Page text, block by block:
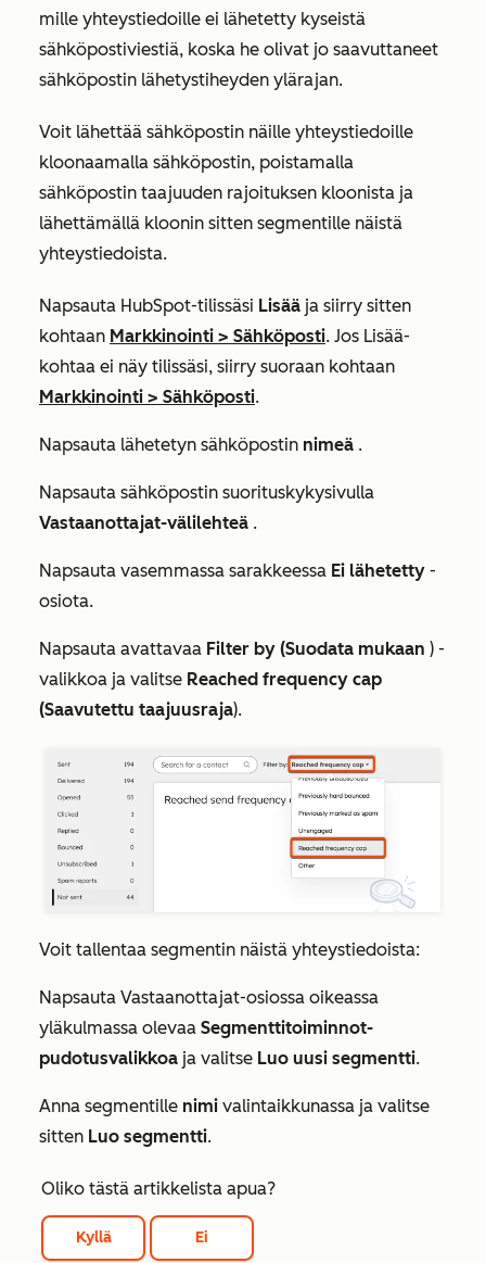
mille yhteystiedoille ei lähetetty kyseistä
sähköpostiviestiä, koska he olivat jo saavuttaneet
sähköpostin lähetystiheyden ylärajan.
Voit lähettää sähköpostin näille yhteystiedoille
kloonaamalla sähköpostin, poistamalla
sähköpostin taajuuden rajoituksen kloonista ja
lähettämällä kloonin sitten segmentille näistä
yhteystiedoista.
Napsauta HubSpot-tilissäsi Lisää ja siirry sitten
kohtaan Markkinointi > Sähköposti. Jos Lisää-
kohtaa ei näy tilissäsi, siirry suoraan kohtaan
Markkinointi > Sähköposti.
Napsauta lähetetyn sähköpostin nimeä .
Napsauta sähköpostin suorituskykysivulla
Vastaanottajat-välilehteä .
Napsauta vasemmassa sarakkeessa Ei lähetetty -
osiota.
Napsauta avattavaa Filter by (Suodata mukaan ) -
valikkoa ja valitse Reached frequency cap
(Saavutettu taajuusraja).
Voit tallentaa segmentin näistä yhteystiedoista:
Napsauta Vastaanottajat-osiossa oikeassa
yläkulmassa olevaa Segmenttitoiminnot-
pudotusvalikkoa ja valitse Luo uusi segmentti.
Anna segmentille nimi valintaikkunassa ja valitse
sitten Luo segmentti.
Oliko tästä artikkelista apua?
Kyllä Ei